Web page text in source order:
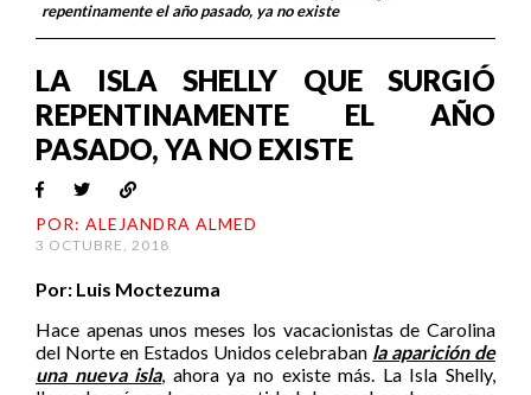
repentinamente el año pasado, ya no existe
LA ISLA SHELLY QUE SURGIÓ
REPENTINAMENTE EL AÑO
PASADO, YA NO EXISTE
POR: ALEJANDRA ALMED
3 OCTUBRE, 2018
Por: Luis Moctezuma
Hace apenas unos meses los vacacionistas de Carolina
del Norte en Estados Unidos celebraban la aparición de
una nueva isla, ahora ya no existe más. La Isla Shelly,